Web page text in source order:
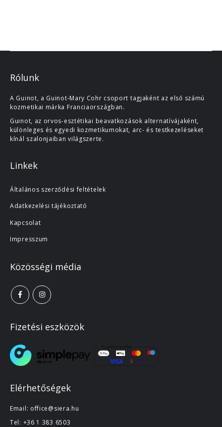
Rólunk
A Guinot, a Guinot-Mary Cohr csoport tagjaként az első számú
kozmetikai márka Franciaországban.
Guinot, az orvos-esztétikai beavatkozások alternatívájaként,
különleges és egyedi kozmetikumokat, arc- és testkezeléseket
kínál szalonjaiban világszerte.
Linkek
Általános szerződési feltételek
Adatkezelési tájékoztató
Kapcsolat
Impresszum
Közösségi média
Fizetési eszközök
Elérhetőségek
Email: office@siera.hu
Tel: +36 1 383 6503